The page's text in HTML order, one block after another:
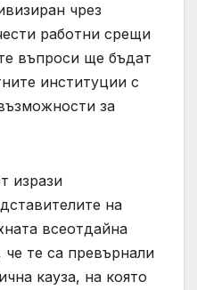
чрез
работни срещи
въпроси ще бъдат
институции с
за
изрази
на
всеотдайна
че те са превърнали
кауза, на която